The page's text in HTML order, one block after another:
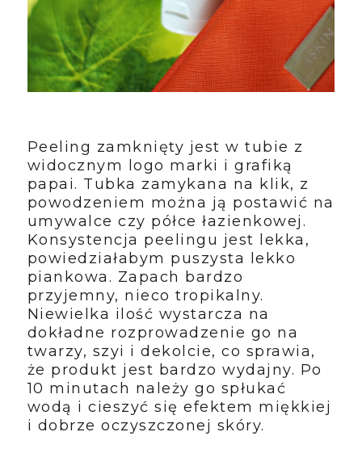
Peeling zamknięty jest w tubie z
widocznym logo marki i grafiką
papai. Tubka zamykana na klik, z
powodzeniem można ją postawić na
umywalce czy półce łazienkowej.
Konsystencja peelingu jest lekka,
powiedziałabym puszysta lekko
piankowa. Zapach bardzo
przyjemny, nieco tropikalny.
Niewielka ilość wystarcza na
dokładne rozprowadzenie go na
twarzy, szyi i dekolcie, co sprawia,
że produkt jest bardzo wydajny. Po
10 minutach należy go spłukać
wodą i cieszyć się efektem miękkiej
i dobrze oczyszczonej skóry.